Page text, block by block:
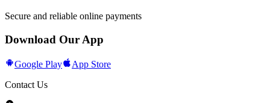
Secure and reliable online payments
Download Our App
Google Play
App Store
Contact Us